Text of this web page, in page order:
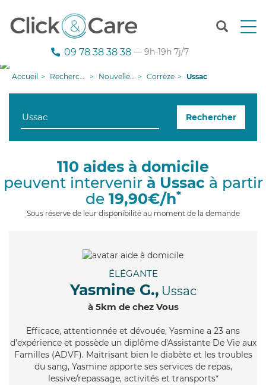
T
n
g
i
09 78 38 38 38 — 9h-19h 7j/7
Accueil Recherche aide à domicile Nouvelle-Aquitaine Corrèze Ussac
Rechercher
110 aides à domicile
peuvent intervenir à Ussacà partir
de 19,90€/h*
Sous réserve de leur disponibilité au moment de la demande
ÉLÉGANTE
Yasmine G., Ussac
à 5km de chez Vous
Efficace, attentionnée et dévouée, Yasmine a 23 ans
d'expérience et possède un diplôme d'Assistante De Vie aux
Familles (ADVF). Maitrisant bien le diabète et les troubles
du sang, Yasmine apporte ses services de repas,
lessive/repassage, activités et transports*